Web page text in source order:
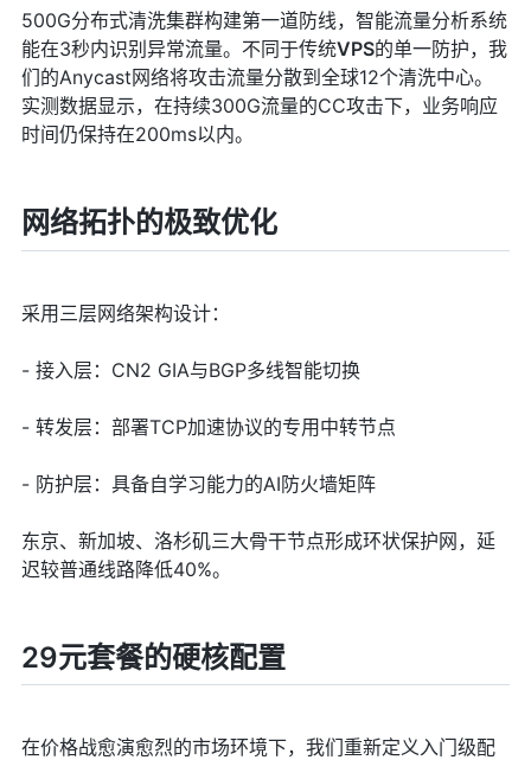
500G分布式清洗集群构建第一道防线，智能流量分析系统
能在3秒内识别异常流量。不同于传统VPS的单一防护，我
们的Anycast网络将攻击流量分散到全球12个清洗中心。
实测数据显示，在持续300G流量的CC攻击下，业务响应
时间仍保持在200ms以内。
网络拓扑的极致优化
采用三层网络架构设计：
- 接入层：CN2 GIA与BGP多线智能切换
- 转发层：部署TCP加速协议的专用中转节点
- 防护层：具备自学习能力的AI防火墙矩阵
东京、新加坡、洛杉矶三大骨干节点形成环状保护网，延
迟较普通线路降低40%。
29元套餐的硬核配置
在价格战愈演愈烈的市场环境下，我们重新定义入门级配